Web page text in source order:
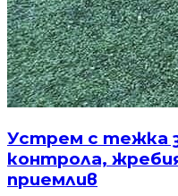
Устрем с тежка
контрола,
приемлив